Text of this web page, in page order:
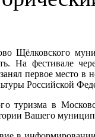
Щёлковского
На фестивале
первое место
Российской
туризма в
Вашего